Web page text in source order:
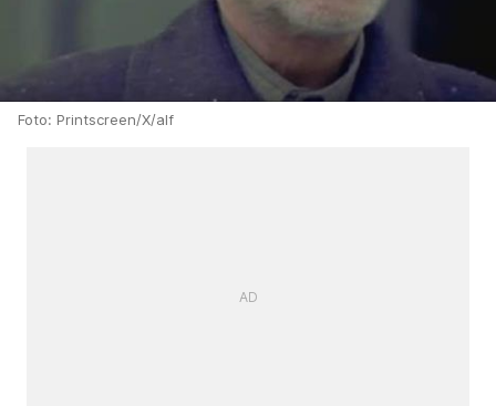
Foto: Printscreen/X/alf